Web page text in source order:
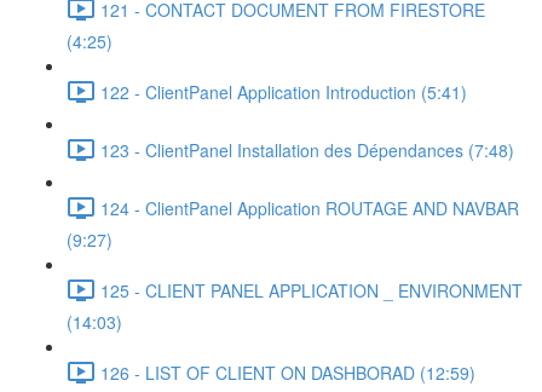
121 - CONTACT DOCUMENT FROM FIRESTORE
(4:25)
122 - ClientPanel Application Introduction (5:41)
123 - ClientPanel Installation des Dépendances (7:48)
124 - ClientPanel Application ROUTAGE AND NAVBAR
(9:27)
125 - CLIENT PANEL APPLICATION _ ENVIRONMENT
(14:03)
126 - LIST OF CLIENT ON DASHBORAD (12:59)